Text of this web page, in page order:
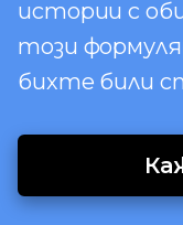
истории с
този
бихте били